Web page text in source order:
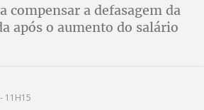
compensar a defasagem da
após o aumento do salário
11H15